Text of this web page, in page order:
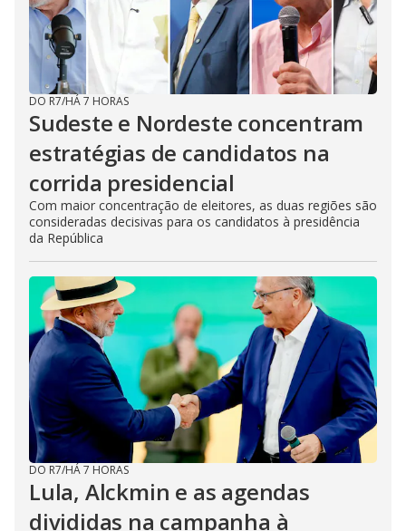
DO R7/HÁ 7 HORAS
Sudeste e Nordeste concentram
estratégias de candidatos na
corrida presidencial
Com maior concentração de eleitores, as duas regiões são
consideradas decisivas para os candidatos à presidência
da República
DO R7/HÁ 7 HORAS
Lula, Alckmin e as agendas
divididas na campanha à